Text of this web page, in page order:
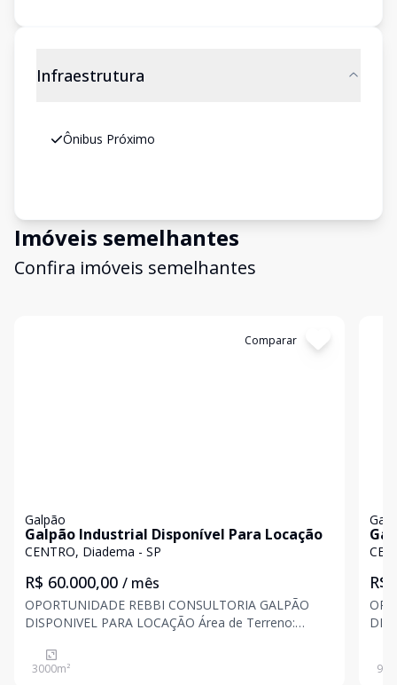
Infraestrutura
Ônibus Próximo
Imóveis semelhantes
Confira imóveis semelhantes
Comparar
Galpão
Galpão Industrial Disponível Para Locação
CENTRO, Diadema - SP
R$ 60.000,00 / mês
OPORTUNIDADE REBBI CONSULTORIA GALPÃO
DISPONIVEL PARA LOCAÇÃO Área de Terreno:
Zoneamento: Zup1 Valor para locação: R$: 60.000,00
3000m²
R$
40.000,00
900